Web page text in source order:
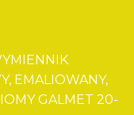
EMALIOWANY,
GALMET 20-